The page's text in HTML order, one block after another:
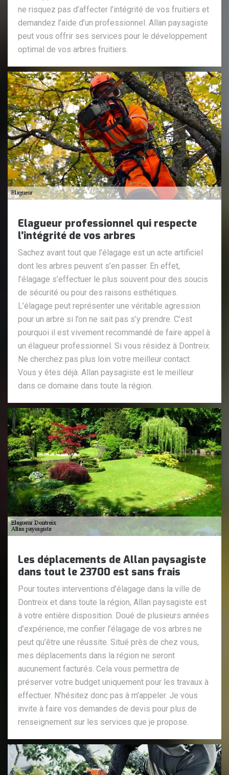
ne risquez pas d’affecter l’intégrité de vos fruitiers et
demandez l’aide d’un professionnel. Allan paysagiste
peut vous offrir ses services pour le développement
optimal de vos arbres fruitiers.
Elagueur professionnel qui respecte
l’intégrité de vos arbres
Sachez avant tout que l’élagage est un acte artificiel
dont les arbres peuvent s’en passer. En effet,
l’élagage s’effectuer le plus souvent pour des soucis
de sécurité ou pour des raisons esthétiques.
L’élagage peut représenter une véritable agression
pour un arbre si l’on ne sait pas s’y prendre. C’est
pourquoi il est vivement recommandé de faire appel à
un élagueur professionnel. Si vous résidez à Dontreix.
Ne cherchez pas plus loin votre meilleur contact.
Vous y êtes déjà. Allan paysagiste est le meilleur
dans ce domaine dans toute la région.
Les déplacements de Allan paysagiste
dans tout le 23700 est sans frais
Pour toutes interventions d’élagage dans la ville de
Dontreix et dans toute la région, Allan paysagiste est
à votre entière disposition. Doué de plusieurs années
d’expérience, me confier l’élagage de vos arbres ne
peut qu’être une réussite. Situé près de chez vous,
mes déplacements dans la région ne seront
aucunement facturés. Cela vous permettra de
préserver votre budget uniquement pour les travaux à
effectuer. N’hésitez donc pas à m’appeler. Je vous
invite à faire vos demandes de devis pour plus de
renseignement sur les services que je propose.